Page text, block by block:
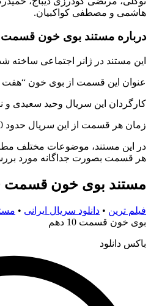
هاشمی و مصطفی کواکبیان.
درباره مستند بوی خون قسمت 10 دهم
این مستند در ژانر اجتماعی ساخته
عنوان این قسمت از بوی خون “هفت
کارگردان این سریال وحید سعیدی و
زمان هر قسمت از این سریال حدود 40 دقیقه است.
در این مستند، موضوعات مختلف
هر قسمت بصورت جداگانه مورد
مستند بوی خون قسمت 10 دهم
فیلم ترین • دانلود سریال ایرانی •
بوی خون قسمت 10 دهم
باکس دانلود